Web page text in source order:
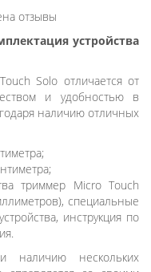
устройства
Solo отличается от
и удобностью в
наличию отличных
триммер Micro Touch
специальные
инструкция по
наличию нескольких